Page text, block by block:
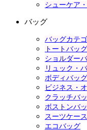
シューケア
バッグ
バッグカテ
トートバッグ
ショルダー
リュック・
ボディバッ
ビジネス・
クラッチバ
ボストンバ
スーツケー
エコバッグ